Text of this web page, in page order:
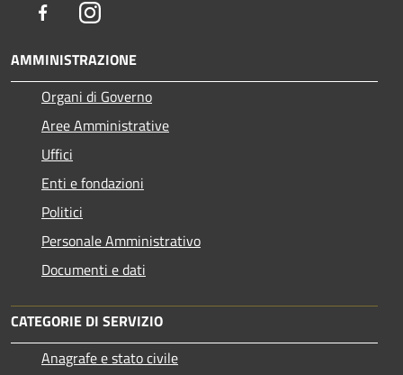
FacebookInstagram
AMMINISTRAZIONE
Organi di Governo
Aree Amministrative
Uffici
Enti e fondazioni
Politici
Personale Amministrativo
Documenti e dati
CATEGORIE DI SERVIZIO
Anagrafe e stato civile